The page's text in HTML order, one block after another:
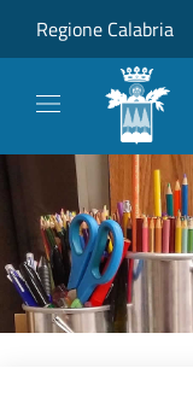
Regione Calabria